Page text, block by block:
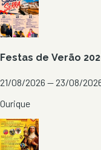
Festas de Verão
21/08/2026 — 23/08/
Ourique